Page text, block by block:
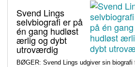
Svend Lings
selvbiografi er på
én gang hudløst
ærlig og dybt
utroværdig
BØGER: Svend Lings udgiver sin biografi